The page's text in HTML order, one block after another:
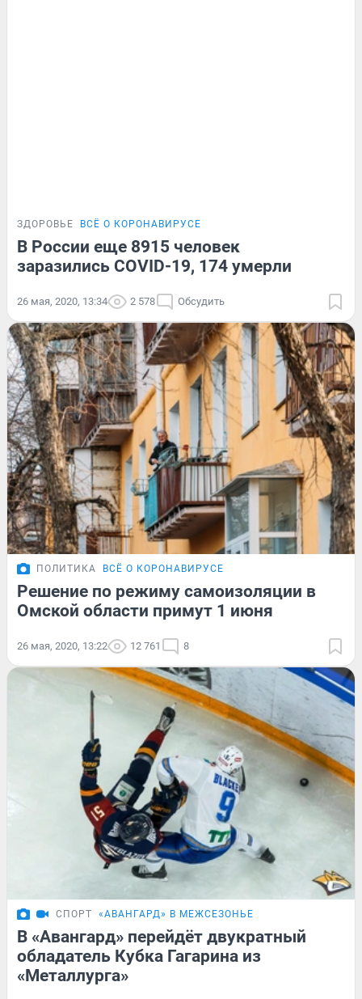
ЗДОРОВЬЕ ВСЁ О КОРОНАВИРУСЕ
В России еще 8915 человек
заразились COVID-19, 174 умерли
26 мая, 2020, 13:34 2 578 Обсудить
ПОЛИТИКА ВСЁ О КОРОНАВИРУСЕ
Решение по режиму самоизоляции в
Омской области примут 1 июня
26 мая, 2020, 13:22 12 761 8
СПОРТ «АВАНГАРД» В МЕЖСЕЗОНЬЕ
В «Авангард» перейдёт двукратный
обладатель Кубка Гагарина из
«Металлурга»